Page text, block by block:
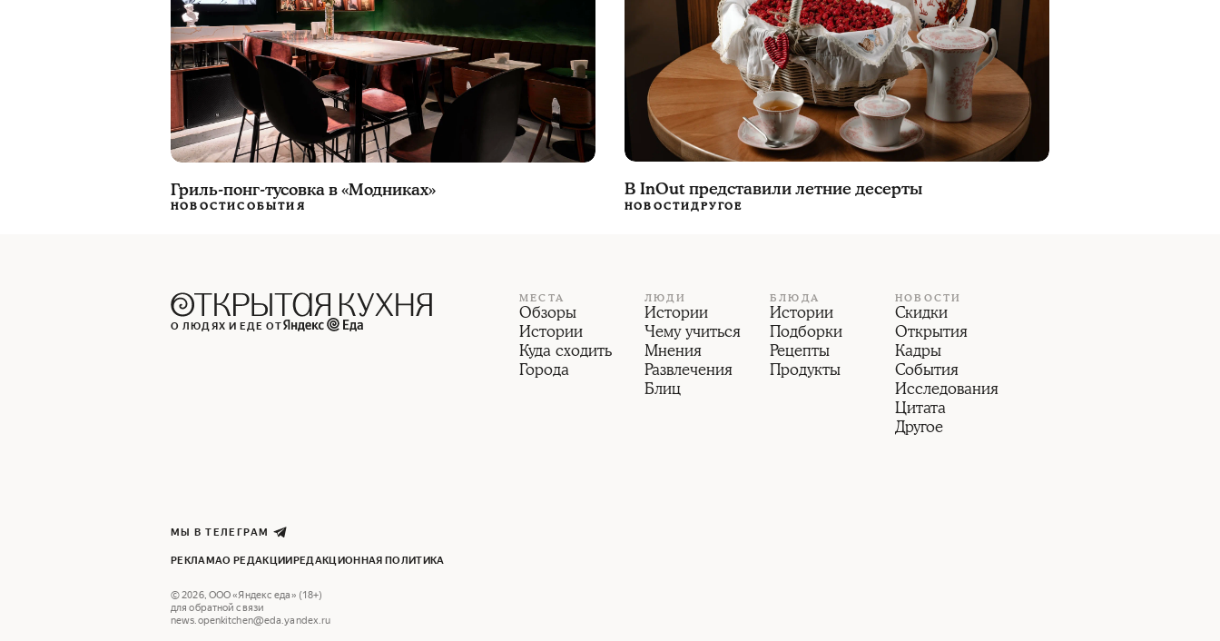
Гриль-понг-тусовка в «Модниках»
НОВОСТИСОБЫТИЯ
В InOut представили летние десерты
НОВОСТИДРУГОЕ
О ЛЮДЯХ И ЕДЕ ОТ
МЕСТА
Обзоры
Истории
Куда сходить
Города
ЛЮДИ
Истории
Чему учиться
Мнения
Развлечения
Блиц
БЛЮДА
Истории
Подборки
Рецепты
Продукты
НОВОСТИ
Скидки
Открытия
Кадры
События
Исследования
Цитата
Другое
МЫ В ТЕЛЕГРАМ
РЕКЛАМАО РЕДАКЦИИРЕДАКЦИОННАЯ ПОЛИТИКА
©2026, ООО «Яндекс еда» (18+)
для обратной связи
news.openkitchen@eda.yandex.ru